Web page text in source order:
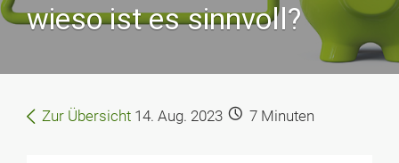
wieso ist es sinnvoll?
Zur Übersicht 14. Aug. 2023 7 Minuten